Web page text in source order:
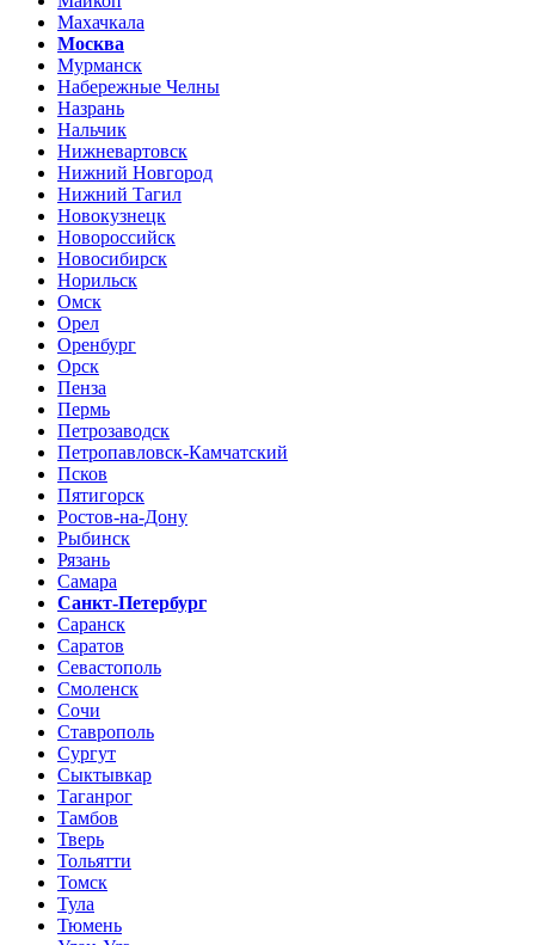
Махачкала
Москва
Мурманск
Набережные Челны
Назрань
Нальчик
Нижневартовск
Нижний Новгород
Нижний Тагил
Новокузнецк
Новороссийск
Новосибирск
Норильск
Омск
Орел
Оренбург
Орск
Пенза
Пермь
Петрозаводск
Петропавловск-Камчатский
Псков
Пятигорск
Ростов-на-Дону
Рыбинск
Рязань
Самара
Санкт-Петербург
Саранск
Саратов
Севастополь
Смоленск
Сочи
Ставрополь
Сургут
Сыктывкар
Таганрог
Тамбов
Тверь
Тольятти
Томск
Тула
Тюмень